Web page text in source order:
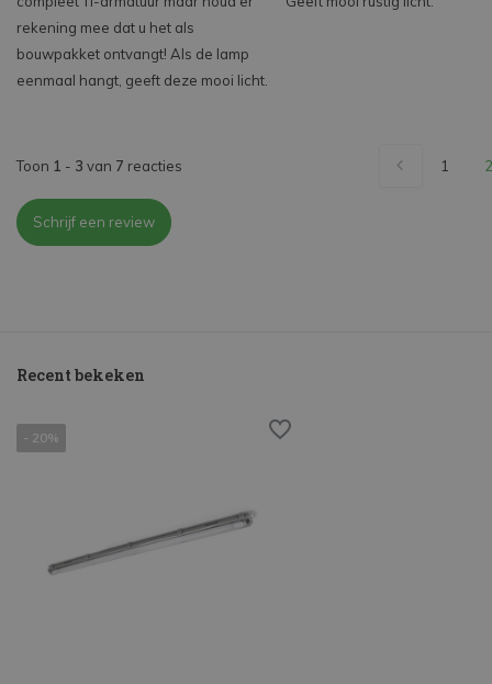
rekening mee dat u het als
bouwpakket ontvangt! Als de lamp
eenmaal hangt, geeft deze mooi licht.
Toon 1 - 3 van 7 reacties 1 2
Schrijf een review
Recent bekeken
- 20%